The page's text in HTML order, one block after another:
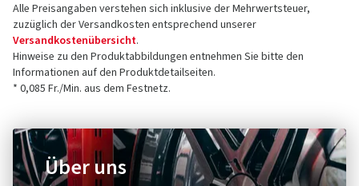
Alle Preisangaben verstehen sich inklusive der Mehrwertsteuer,
zuzüglich der Versandkosten entsprechend unserer
Versandkostenübersicht.
Hinweise zu den Produktabbildungen entnehmen Sie bitte den
Informationen auf den Produktdetailseiten.
* 0,085 Fr./Min. aus dem Festnetz.
Über uns